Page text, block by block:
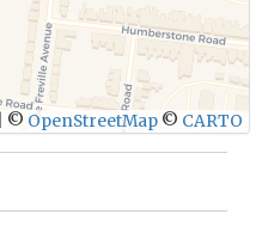
© OpenStreetMap © CARTO